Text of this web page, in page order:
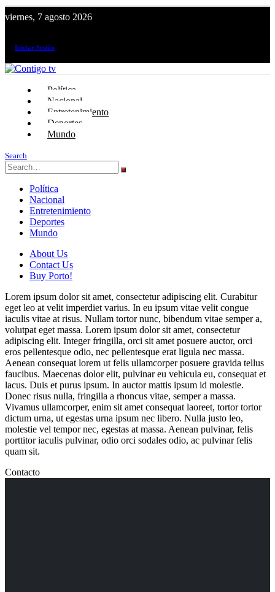
viernes, 7 agosto 2026
Iniciar Sesión
Política
Nacional
Entretenimiento
Deportes
Mundo
Search
Política
Nacional
Entretenimiento
Deportes
Mundo
About Us
Contact Us
Buy Porto!
Lorem ipsum dolor sit amet, consectetur adipiscing elit. Curabitur
eget leo at velit imperdiet varius. In eu ipsum vitae velit congue
iaculis vitae at risus. Nullam tortor nunc, bibendum vitae semper a,
volutpat eget massa. Lorem ipsum dolor sit amet, consectetur
adipiscing elit. Integer fringilla, orci sit amet posuere auctor, orci
eros pellentesque odio, nec pellentesque erat ligula nec massa.
Aenean consequat lorem ut felis ullamcorper posuere gravida tellus
faucibus. Maecenas dolor elit, pulvinar eu vehicula eu, consequat et
lacus. Duis et purus ipsum. In auctor mattis ipsum id molestie.
Donec risus nulla, fringilla a rhoncus vitae, semper a massa.
Vivamus ullamcorper, enim sit amet consequat laoreet, tortor tortor
dictum urna, ut egestas urna ipsum nec libero. Nulla justo leo,
molestie vel tempor nec, egestas at massa. Aenean pulvinar, felis
porttitor iaculis pulvinar, odio orci sodales odio, ac pulvinar felis
quam sit.
Contacto